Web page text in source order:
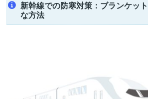
新幹線での防寒対策：ブランケッ
な方法